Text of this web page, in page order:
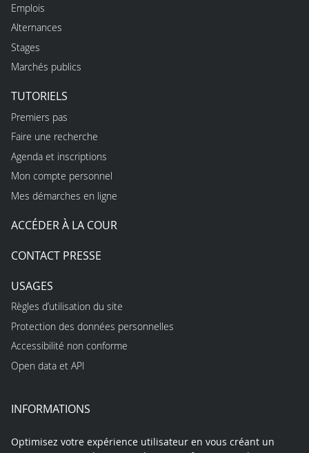
Emplois
Alternances
Stages
Marchés publics
TUTORIELS
Premiers pas
Faire une recherche
Agenda et inscriptions
Mon compte personnel
Mes démarches en ligne
ACCÉDER À LA COUR
CONTACT PRESSE
USAGES
Règles d’utilisation du site
Protection des données personnelles
Accessibilité non conforme
Open data et API
INFORMATIONS
Optimisez votre expérience utilisateur en vous créant un